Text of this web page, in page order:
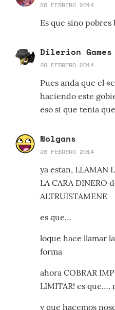
28 FEBRERO 2014
Es que sino pobres
Dilerion Games
28 FEBRERO 2014
Pues anda que el
haciendo este
eso si que tenia
Nolgans
28 FEBRERO 2014
ya estan, LLAMAN
LA CARA DINERO
ALTRUISTAMENE
es que…
loque hace llamar
forma
ahora COBRAR
LIMITAR! es que….
y que hacemos